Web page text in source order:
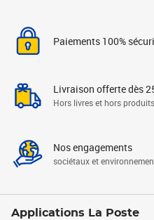
Paiements 100%
Livraison offerte dès
Hors livres et hors
Nos engagements
sociétaux et
Applications La Poste